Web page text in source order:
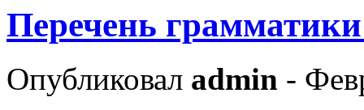
Перечень
Опубликовал admin -